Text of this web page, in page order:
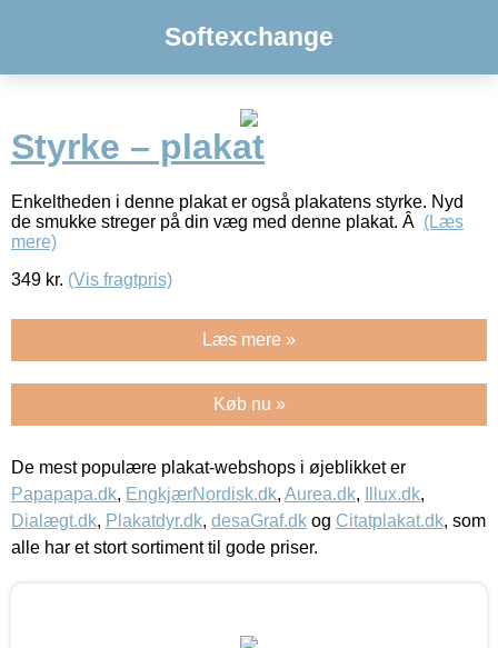
Softexchange
Styrke – plakat
Enkeltheden i denne plakat er også plakatens styrke. Nyd
de smukke streger på din væg med denne plakat. Â (Læs
mere)
349 kr. (Vis fragtpris)
Læs mere »
Køb nu »
De mest populære plakat-webshops i øjeblikket er
Papapapa.dk, EngkjærNordisk.dk, Aurea.dk, Illux.dk,
Dialægt.dk, Plakatdyr.dk, desaGraf.dk og Citatplakat.dk, som
alle har et stort sortiment til gode priser.